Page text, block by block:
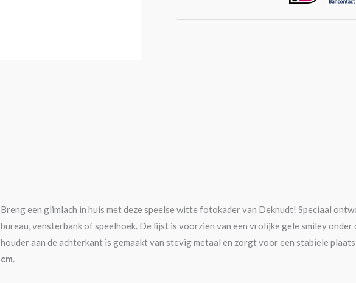
Breng een glimlach in huis met deze speelse witte fotokader van Deknudt! Speciaal
bureau, vensterbank of speelhoek. De lijst is voorzien van een vrolijke gele smiley
houder aan de achterkant is gemaakt van stevig metaal en zorgt voor een stabiele
cm.